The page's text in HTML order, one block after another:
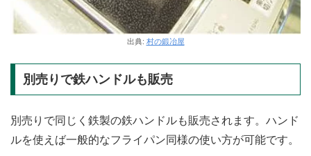
出典: 村の鍛冶屋
別売りで鉄ハンドルも販売
別売りで同じく鉄製の鉄ハンドルも販売されます。ハンド
ルを使えば一般的なフライパン同様の使い方が可能です。